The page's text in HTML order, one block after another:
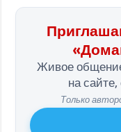
Живое
на
Только